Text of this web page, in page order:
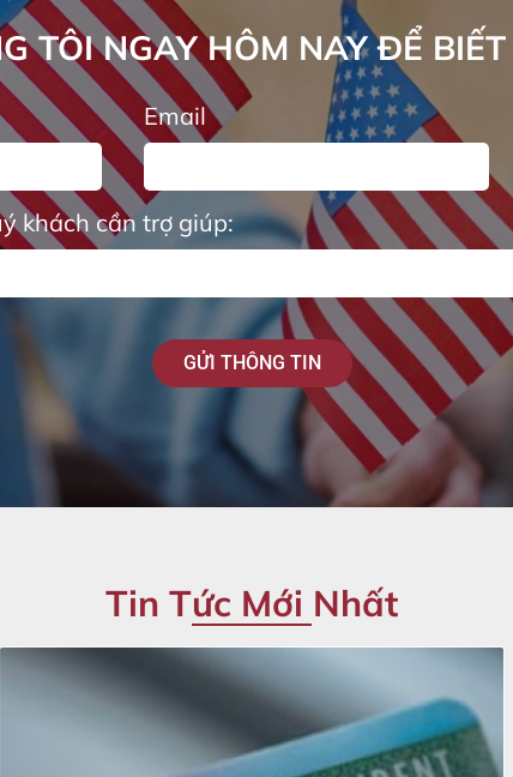
TÔI NGAY HÔM NAY ĐỂ
Email
khách cần trợ giúp:
GỬI THÔNG TIN
Tin Tức Mới Nhất